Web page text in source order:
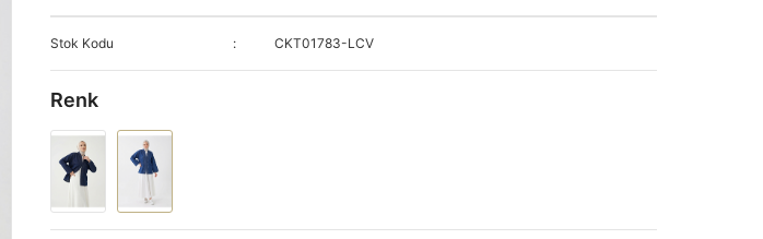
Stok Kodu CKT01783-LCV
Renk